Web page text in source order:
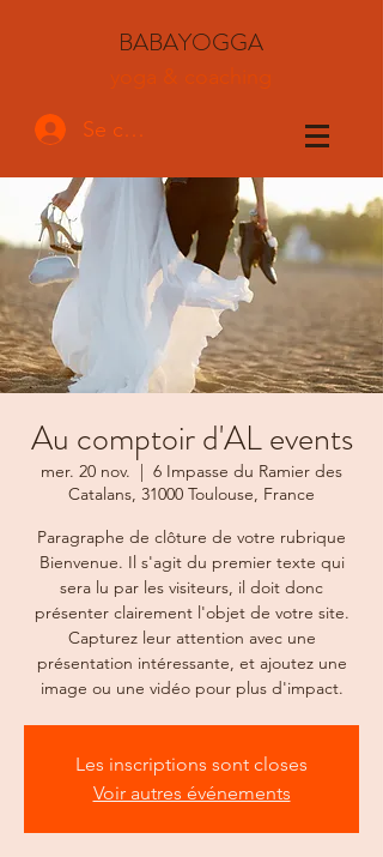
BABAYOGGA
yoga & coaching
Se connecter
Au comptoir d'AL events
mer. 20 nov.
  |
6 Impasse du Ramier des
Catalans, 31000 Toulouse, France
Paragraphe de clôture de votre rubrique
Bienvenue. Il s'agit du premier texte qui
sera lu par les visiteurs, il doit donc
présenter clairement l'objet de votre site.
Capturez leur attention avec une
présentation intéressante, et ajoutez une
image ou une vidéo pour plus d'impact.
Les inscriptions sont closes
Voir autres événements